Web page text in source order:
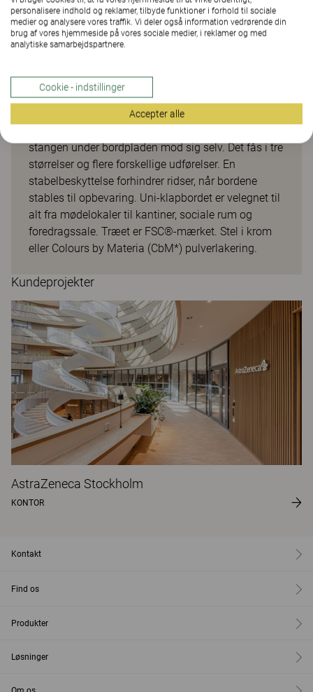
De fire låsbare hjul med bremser gør bordet let at
flytte, og det er stabilt og solidt, når det er låst.
stangen under bordpladen mod sig selv. Det fås i tre
størrelser og flere forskellige udførelser. En
stabelbeskyttelse forhindrer ridser, når bordene
stables til opbevaring. Uni-klapbordet er velegnet til
alt fra mødelokaler til kantiner, sociale rum og
foredragssale. Træet er FSC®-mærket. Stel i krom
eller Colours by Materia (CbM*) pulverlakering.
Kundeprojekter
AstraZeneca Stockholm
KONTOR
Kontakt
Find os
Produkter
Løsninger
personalisere indhold og reklamer, tilbyde funktioner i forhold til sociale
medier og analysere vores traffik. Vi deler også information vedrørende din
brug af vores hjemmeside på vores sociale medier, i reklamer og med
analytiske samarbejdspartnere.
Cookie - indstillinger
Accepter alle